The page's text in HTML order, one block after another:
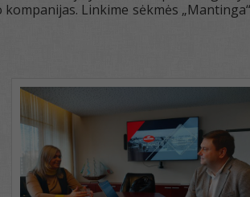
Linkime sėkmės